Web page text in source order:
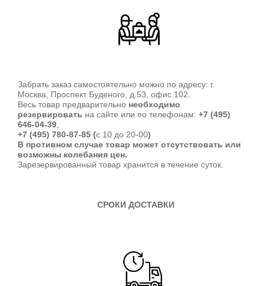
Забрать заказ самостоятельно можно по адресу: г.
Москва, Проспект Буденого, д.53, офис 102.
Весь товар предварительно необходимо
резервировать на сайте или по телефонам: +7 (495)
646-04-39
+7 (495) 780-87-85 (c 10 до 20-00)
В противном случае товар может отсутствовать или
возможны колебания цен.
Зарезервированный товар хранится в течение суток.
СРОКИ ДОСТАВКИ